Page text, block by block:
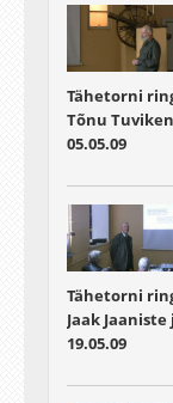
Tähetorni
Tõnu
05.05.09
Tähetorni
Jaak
19.05.09